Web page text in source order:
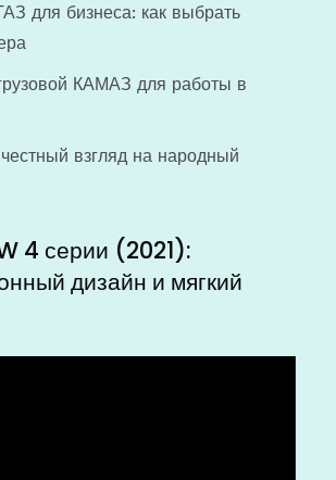
для бизнеса: как выбрать
КАМАЗ для работы в
взгляд на народный
4 серии (2021):
дизайн и мягкий